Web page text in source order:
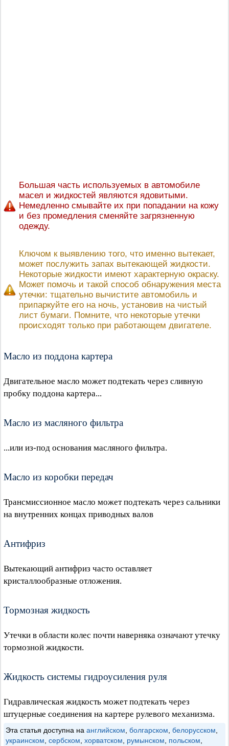
Большая часть используемых в автомобиле
масел и жидкостей являются ядовитыми.
Немедленно смывайте их при попадании на кожу
и без промедления сменяйте загрязненную
одежду.
Ключом к выявлению того, что именно вытекает,
может послужить запах вытекающей жидкости.
Некоторые жидкости имеют характерную окраску.
Может помочь и такой способ обнаружения места
утечки: тщательно вычистите автомобиль и
припаркуйте его на ночь, установив на чистый
лист бумаги. Помните, что некоторые утечки
происходят только при работающем двигателе.
Масло из поддона картера
Двигательное масло может подтекать через сливную
пробку поддона картера...
Масло из масляного фильтра
...или из-под основания масляного фильтра.
Масло из коробки передач
Трансмиссионное масло может подтекать через сальники
на внутренних концах приводных валов
Антифриз
Вытекающий антифриз часто оставляет
кристаллообразные отложения.
Тормозная жидкость
Утечки в области колес почти наверняка означают утечку
тормозной жидкости.
Жидкость системы гидроусиления руля
Гидравлическая жидкость может подтекать через
штуцерные соединения на картере рулевого механизма.
Эта статья доступна на английском болгарском белорусском
украинском сербском хорватском румынском польском